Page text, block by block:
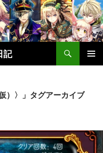
記
）〉」タグアーカイブ